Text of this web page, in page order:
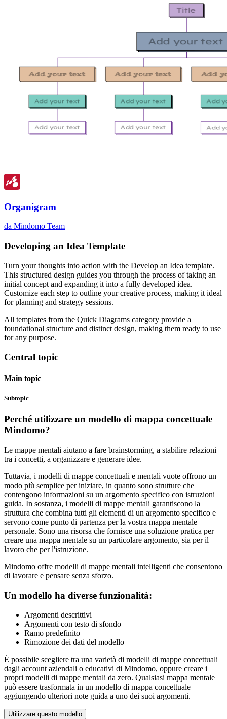
Organigram
da Mindomo Team
Developing an Idea Template
Turn your thoughts into action with the Develop an Idea template.
This structured design guides you through the process of taking an
initial concept and expanding it into a fully developed idea.
Customize each step to outline your creative process, making it ideal
for planning and strategy sessions.
All templates from the Quick Diagrams category provide a
foundational structure and distinct design, making them ready to use
for any purpose.
Central topic
Main topic
Subtopic
Perché utilizzare un modello di mappa concettuale
Mindomo?
Le mappe mentali aiutano a fare brainstorming, a stabilire relazioni
tra i concetti, a organizzare e generare idee.
Tuttavia, i modelli di mappe concettuali e mentali vuote offrono un
modo più semplice per iniziare, in quanto sono strutture che
contengono informazioni su un argomento specifico con istruzioni
guida. In sostanza, i modelli di mappe mentali garantiscono la
struttura che combina tutti gli elementi di un argomento specifico e
servono come punto di partenza per la vostra mappa mentale
personale. Sono una risorsa che fornisce una soluzione pratica per
creare una mappa mentale su un particolare argomento, sia per il
lavoro che per l'istruzione.
Mindomo offre modelli di mappe mentali intelligenti che consentono
di lavorare e pensare senza sforzo.
Un modello ha diverse funzionalità:
Argomenti descrittivi
Argomenti con testo di sfondo
Ramo predefinito
Rimozione dei dati del modello
È possibile scegliere tra una varietà di modelli di mappe concettuali
dagli account aziendali o educativi di Mindomo, oppure creare i
propri modelli di mappe mentali da zero. Qualsiasi mappa mentale
può essere trasformata in un modello di mappa concettuale
aggiungendo ulteriori note guida a uno dei suoi argomenti.
Utilizzare questo modello